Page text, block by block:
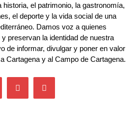
historia, el patrimonio, la gastronomía,
el deporte y la vida social de una
Damos voz a quienes
preservan la identidad de nuestra
de informar, divulgar y poner en valor
Cartagena y al Campo de Cartagena.